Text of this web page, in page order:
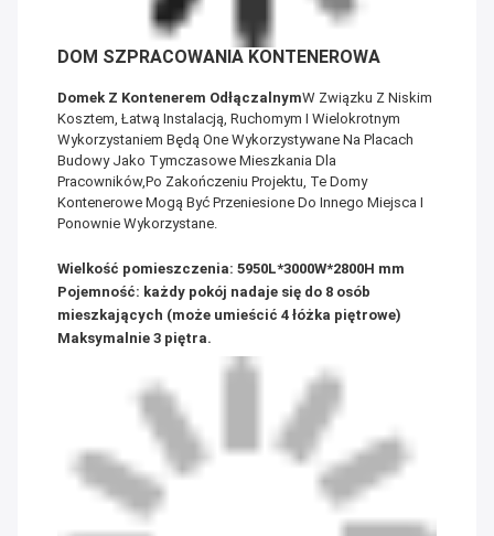
DOM SZPRACOWANIA KONTENEROWA
Domek Z Kontenerem OdłączalnymW Związku Z Niskim
Kosztem, Łatwą Instalacją, Ruchomym I Wielokrotnym
Wykorzystaniem Będą One Wykorzystywane Na Placach
Budowy Jako Tymczasowe Mieszkania Dla
Pracowników,po Zakończeniu Projektu, Te Domy
Kontenerowe Mogą Być Przeniesione Do Innego Miejsca I
Ponownie Wykorzystane.
Wielkość pomieszczenia: 5950L*3000W*2800H mm
Pojemność: każdy pokój nadaje się do 8 osób
mieszkających (może umieścić 4 łóżka piętrowe)
Maksymalnie 3 piętra.